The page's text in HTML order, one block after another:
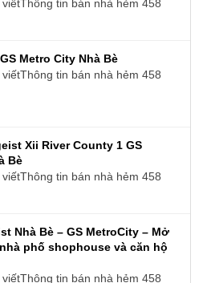
tin bán nhà hẻm 458
Metro City Nhà Bè
tin bán nhà hẻm 458
Xii River County 1 GS
Bè
tin bán nhà hẻm 458
Nhà Bè – GS MetroCity – Mở
phố shophouse và căn hộ
tin bán nhà hẻm 458